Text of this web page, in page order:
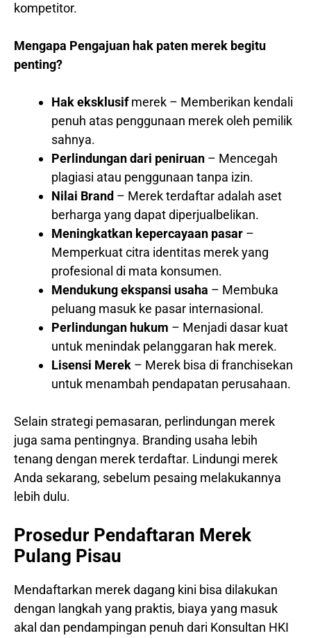
kompetitor.
Mengapa Pengajuan hak paten merek begitu
penting?
Hak eksklusifmerek – Memberikan kendali
penuh atas penggunaan merek oleh pemilik
sahnya.
Perlindungan dari peniruan – Mencegah
plagiasi atau penggunaan tanpa izin.
Nilai Brand – Merek terdaftar adalah aset
berharga yang dapat diperjualbelikan.
Meningkatkan kepercayaan pasar –
Memperkuat citra identitas merek yang
profesional di mata konsumen.
Mendukung ekspansi usaha – Membuka
peluang masuk ke pasar internasional.
Perlindungan hukum – Menjadi dasar kuat
untuk menindak pelanggaran hak merek.
Lisensi Merek – Merek bisa di franchisekan
untuk menambah pendapatan perusahaan.
Selain strategi pemasaran, perlindungan merek
juga sama pentingnya. Branding usaha lebih
tenang dengan merek terdaftar. Lindungi merek
Anda sekarang, sebelum pesaing melakukannya
lebih dulu.
Prosedur Pendaftaran Merek
Pulang Pisau
Mendaftarkan merek dagang kini bisa dilakukan
dengan langkah yang praktis, biaya yang masuk
akal dan pendampingan penuh dari Konsultan HKI